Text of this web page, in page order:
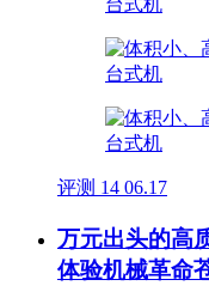
评测 14 06.17
万元出头的高
体验机械革命